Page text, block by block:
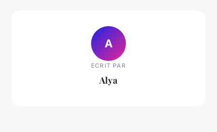
A
ECRIT PAR
Alya